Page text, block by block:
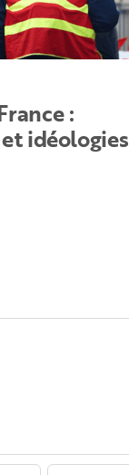
:
idéologies